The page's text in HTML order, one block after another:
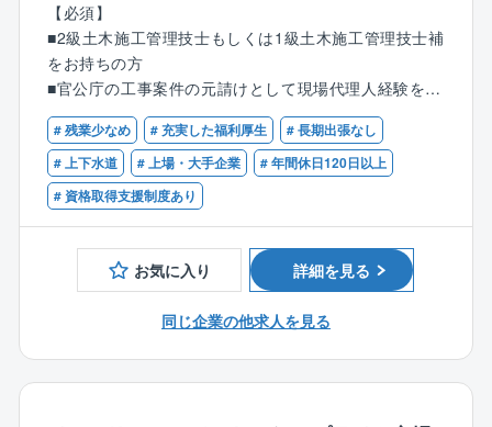
【研修制度】
■入社時研修
研修チームによる配属前研修を約1か月実施いたしま
す。
工具や計測機器等の使用方法をはじめ、電気・機械の
基礎知識を学ぶ座学研修に加え、
自社の研修センターにて、自社で作成した独自キット
や、実際の現場で使用されていたパワーコンディショ
ナーや半導体製造装置などの実機を用いた実践的な研
修も行います。
基礎からしっかり学べるため、業務に必要な基本スキ
ルを身につけた状態で現場に配属されます。
【具体的には】
施工計画を作成し、現場における品質・工程・安全管
理や施工に必要な技術上の指導・管理・監督などを行
って頂きます。
都市部の上下水道の「開削工事」および「非開削工事
（空き地にシールドマシーンを入れて掘り進める工
法）」がメインです。
担当エリア：大阪を中心に、兵庫、京都、奈良の案件
をご対応いただきます。
【案件の特徴】
また都市部や市街地等の工事が多いことから拘束時間
【必須】
■2級土木施工管理技士もしくは1級土木施工管理技士補
をお持ちの方
■官公庁の工事案件の元請けとして現場代理人経験をお
持ちの方
【歓迎】
■管更生工事の施工管理経験をお持ちの方
# 残業少なめ # 充実した福利厚生
# 長期出張なし
# 上下水道
# 上場・大手企業
# 年間休日120日以上
# 資格取得支援制度あり
お気に入り 詳細を見る
同じ企業の他求人を見る